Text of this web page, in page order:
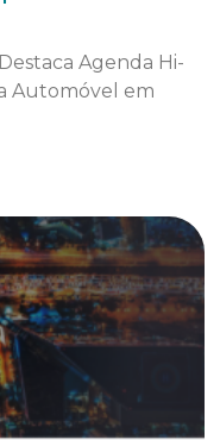
Agenda Hi-
Automóvel em